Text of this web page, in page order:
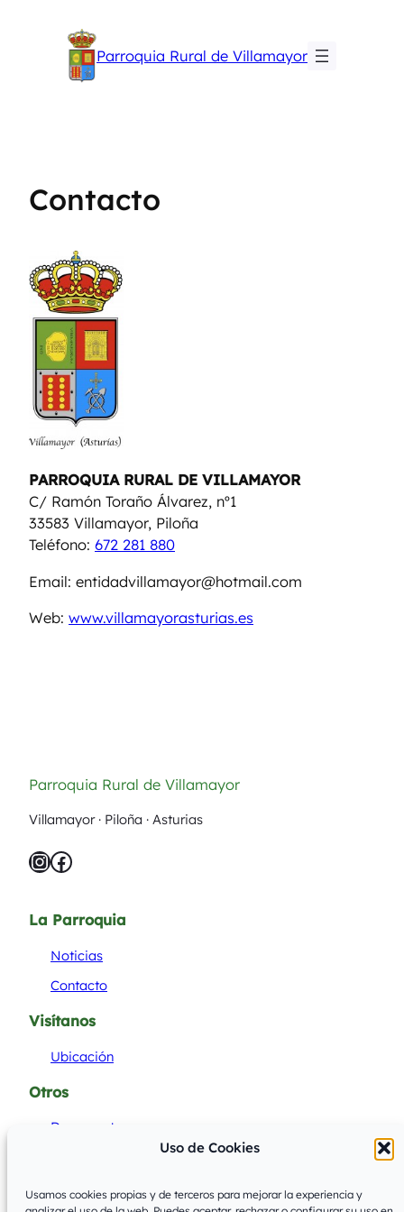
Uso de Cookies
Usamos cookies propias y de terceros para mejorar la experiencia y
contenido
Parroquia Rural de Villamayor
Contacto
PARROQUIA RURAL DE VILLAMAYOR
C/ Ramón Toraño Álvarez, nº1
33583 Villamayor, Piloña
Teléfono: 672 281 880
Email: entidadvillamayor@hotmail.com
Web: www.villamayorasturias.es
Parroquia Rural de Villamayor
Villamayor · Piloña · Asturias
InstagramFacebook
La Parroquia
Noticias
Contacto
Visítanos
Ubicación
Otros
Documentos